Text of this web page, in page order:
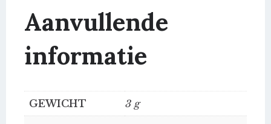
Aanvullende
informatie
GEWICHT 3 g